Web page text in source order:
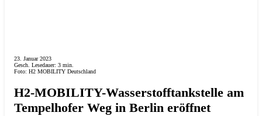
23. Januar 2023
Gesch. Lesedauer: 3 min.
Foto: H2 MOBILITY Deutschland
H2-MOBILITY-Wasserstofftankstelle am
Tempelhofer Weg in Berlin eröffnet